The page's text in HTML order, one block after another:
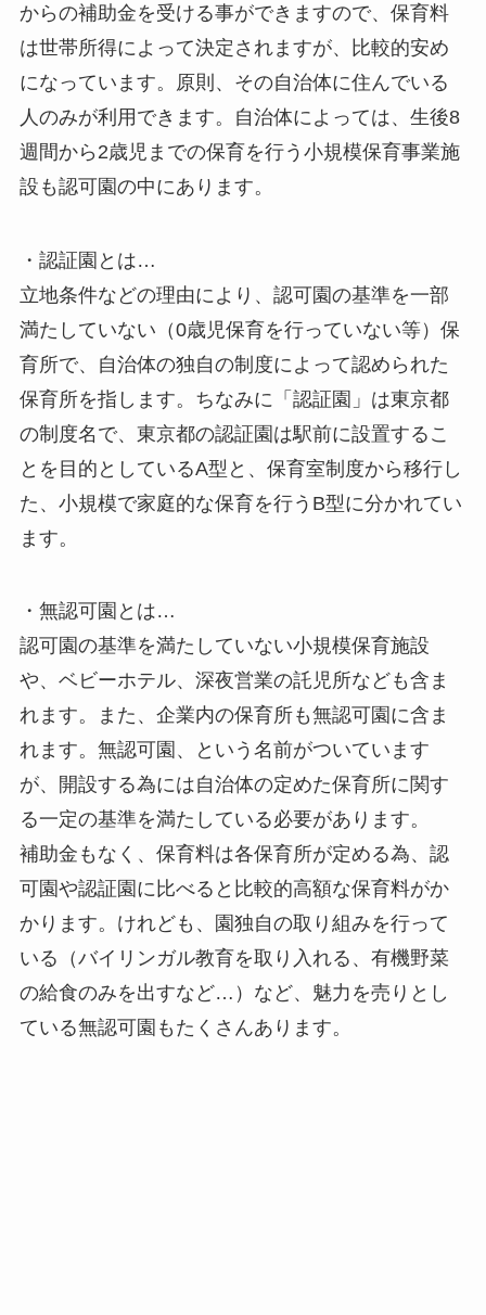
からの補助金を受ける事ができますので、保育料
は世帯所得によって決定されますが、比較的安め
になっています。原則、その自治体に住んでいる
人のみが利用できます。自治体によっては、生後8
週間から2歳児までの保育を行う小規模保育事業施
設も認可園の中にあります。
・認証園とは…
立地条件などの理由により、認可園の基準を一部
満たしていない（0歳児保育を行っていない等）保
育所で、自治体の独自の制度によって認められた
保育所を指します。ちなみに「認証園」は東京都
の制度名で、東京都の認証園は駅前に設置するこ
とを目的としているA型と、保育室制度から移行し
た、小規模で家庭的な保育を行うB型に分かれてい
ます。
・無認可園とは…
認可園の基準を満たしていない小規模保育施設
や、ベビーホテル、深夜営業の託児所なども含ま
れます。また、企業内の保育所も無認可園に含ま
れます。無認可園、という名前がついています
が、開設する為には自治体の定めた保育所に関す
る一定の基準を満たしている必要があります。
補助金もなく、保育料は各保育所が定める為、認
可園や認証園に比べると比較的高額な保育料がか
かります。けれども、園独自の取り組みを行って
いる（バイリンガル教育を取り入れる、有機野菜
の給食のみを出すなど…）など、魅力を売りとし
ている無認可園もたくさんあります。